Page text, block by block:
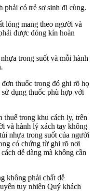
có trẻ sơ sinh đi cùng.
mang theo người và
được đóng kín hoàn
trong suốt và mỗi hành
thuốc trong đó ghi rõ họ
dụng thuốc phù hợp với
trong khu cách ly, trên
và hành lý xách tay không
nhựa trong suốt của người
có chứng từ ghi rõ nơi
dễ dàng mà không cần
không phải chất dễ
tuy nhiên Quý khách